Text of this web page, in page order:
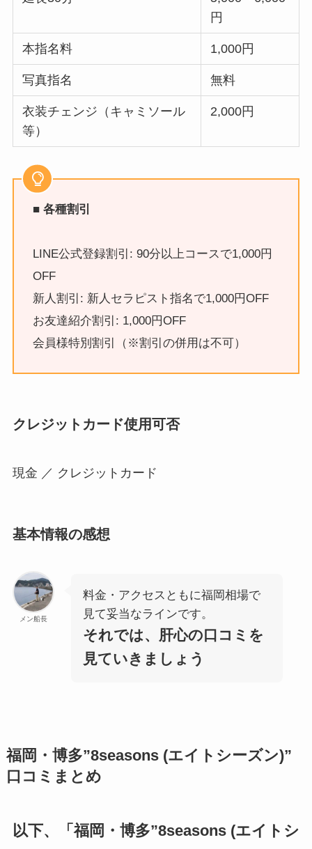
円
本指名料 1,000円
写真指名 無料
衣装チェンジ（キャミソール
等）
2,000円
■ 各種割引
LINE公式登録割引: 90分以上コースで1,000円
OFF
新人割引: 新人セラピスト指名で1,000円OFF
お友達紹介割引: 1,000円OFF
会員様特別割引（※割引の併用は不可）
クレジットカード使用可否
現金 ／ クレジットカード
基本情報の感想
メン船長
料金・アクセスともに福岡相場で
見て妥当なラインです。
それでは、肝心の口コミを
見ていきましょう
福岡・博多”8seasons (エイトシーズン)”
口コミまとめ
以下、「福岡・博多”8seasons (エイトシ